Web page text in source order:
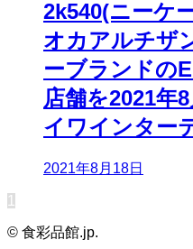
2k540(ニーケ
オカアルチザ
ーブランドの
店舗を2021年
イワインター
2021年8月18日
1
© 食彩品館.jp.